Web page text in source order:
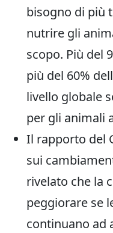
bisogno di più
nutrire gli
scopo. Più del
più del 60%
livello globale
per gli animali
Il rapporto del
sui
rivelato che la
peggiorare se
continuano ad